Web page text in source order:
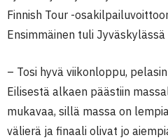
Finnish Tour -
Ensimmäinen tuli
– Tosi hyvä viikonloppu,
Eilisestä alkaen päästiin
mukavaa, sillä massa on
välierä ja finaali olivat jo